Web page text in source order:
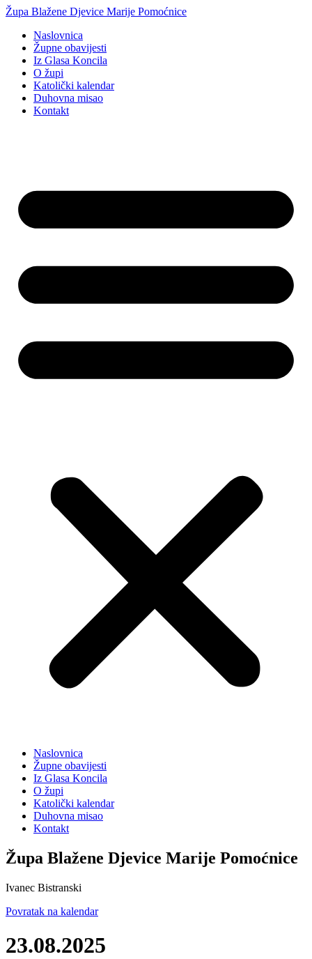
Idi
sadržaj
Župa Blažene Djevice Marije Pomoćnice
Naslovnica
Župne obavijesti
Iz Glasa Koncila
O župi
Katolički kalendar
Duhovna misao
Kontakt
Naslovnica
Župne obavijesti
Iz Glasa Koncila
O župi
Katolički kalendar
Duhovna misao
Kontakt
Župa Blažene Djevice Marije Pomoćnice
Ivanec Bistranski
Povratak na kalendar
23.08.2025